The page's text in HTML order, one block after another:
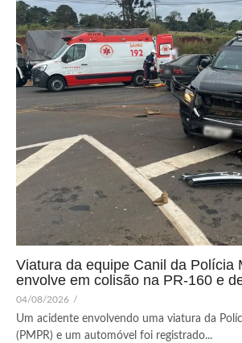
Viatura da equipe Canil da Polícia
envolve em colisão na PR-160 e
04/08/2026 /
Um acidente envolvendo uma viatura da
(PMPR) e um automóvel foi registrado...